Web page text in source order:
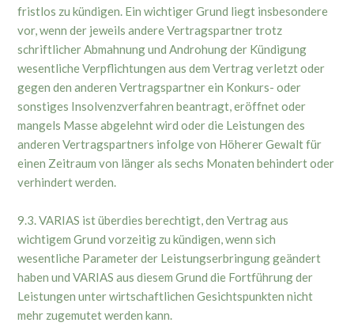
fristlos zu kündigen. Ein wichtiger Grund liegt insbesondere
vor, wenn der jeweils andere Vertragspartner trotz
schriftlicher Abmahnung und Androhung der Kündigung
wesentliche Verpflichtungen aus dem Vertrag verletzt oder
gegen den anderen Vertragspartner ein Konkurs- oder
sonstiges Insolvenzverfahren beantragt, eröffnet oder
mangels Masse abgelehnt wird oder die Leistungen des
anderen Vertragspartners infolge von Höherer Gewalt für
einen Zeitraum von länger als sechs Monaten behindert oder
verhindert werden.
9.3. VARIAS ist überdies berechtigt, den Vertrag aus
wichtigem Grund vorzeitig zu kündigen, wenn sich
wesentliche Parameter der Leistungserbringung geändert
haben und VARIAS aus diesem Grund die Fortführung der
Leistungen unter wirtschaftlichen Gesichtspunkten nicht
mehr zugemutet werden kann.